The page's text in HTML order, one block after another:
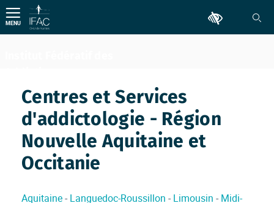
Aller
au
contenu
Comportementales
Outils
MENU
Centres et Services
d'addictologie - Région
Nouvelle Aquitaine et
Occitanie
Aquitaine- Languedoc-Roussillon - Limousin - Midi-